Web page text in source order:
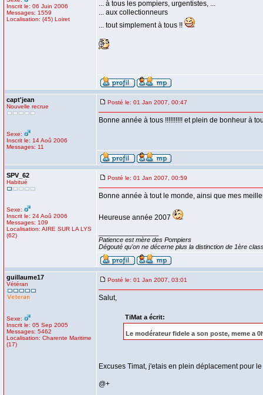
Inscrit le: 06 Juin 2006
Messages: 1559
Localisation: (45) Loiret
... à tous les pompiers, urgentistes, ...
... aux collectionneurs
... tout simplement à tous !!
capt'jean
Nouvelle recrue
Sexe:
Inscrit le: 14 Aoû 2006
Messages: 11
Posté le: 01 Jan 2007, 00:47
Bonne année à tous !!!!!!!!!! et plein de bonheur à
SPV_62
Habitué
Sexe:
Inscrit le: 24 Aoû 2006
Messages: 109
Localisation: AIRE SUR LA LYS
(62)
Posté le: 01 Jan 2007, 00:59
Bonne année à tout le monde, ainsi que mes
Heureuse année 2007
Patience est mère des Pompiers
Dégouté qu'on ne décerne plus la distinction de 1ère
guillaume17
Vétéran
Sexe:
Inscrit le: 05 Sep 2005
Messages: 5462
Localisation: Charente Maritime
(17)
Posté le: 01 Jan 2007, 03:01
Salut,
TiMat a écrit:
Le modérateur fidele a son poste, meme a
Excuses Timat, j'etais en plein déplacement pour
@+